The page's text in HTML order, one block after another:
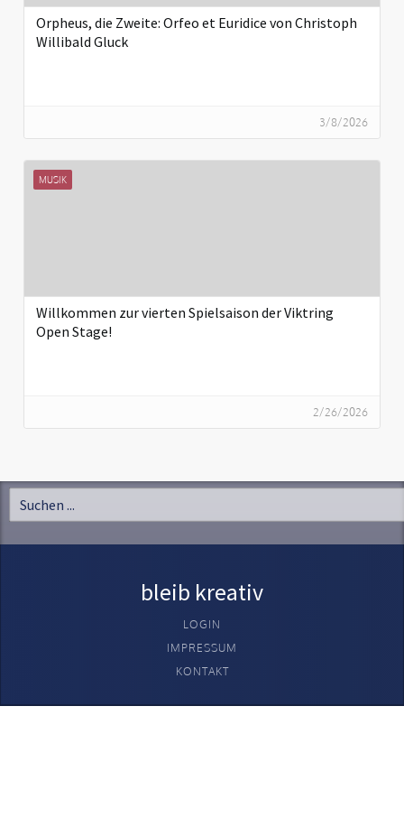
Orpheus, die Zweite: Orfeo et Euridice von Christoph
Willibald Gluck
3/8/2026
MUSIK
Willkommen zur vierten Spielsaison der Viktring
Open Stage!
2/26/2026
bleib kreativ
LOGIN
IMPRESSUM
KONTAKT